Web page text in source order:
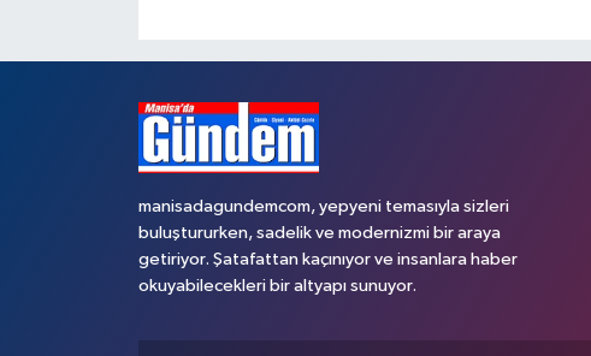
manisadagundemcom, yepyeni temasıyla sizleri
buluştururken, sadelik ve modernizmi bir araya
getiriyor. Şatafattan kaçınıyor ve insanlara haber
okuyabilecekleri bir altyapı sunuyor.